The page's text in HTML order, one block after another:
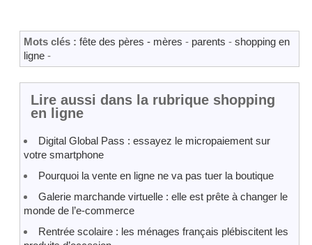
Mots clés : fête des pères - mères - parents - shopping en
ligne -
Lire aussi dans la rubrique shopping
en ligne
Digital Global Pass : essayez le micropaiement sur
votre smartphone
Pourquoi la vente en ligne ne va pas tuer la boutique
Galerie marchande virtuelle : elle est prête à changer le
monde de l’e-commerce
Rentrée scolaire : les ménages français plébiscitent les